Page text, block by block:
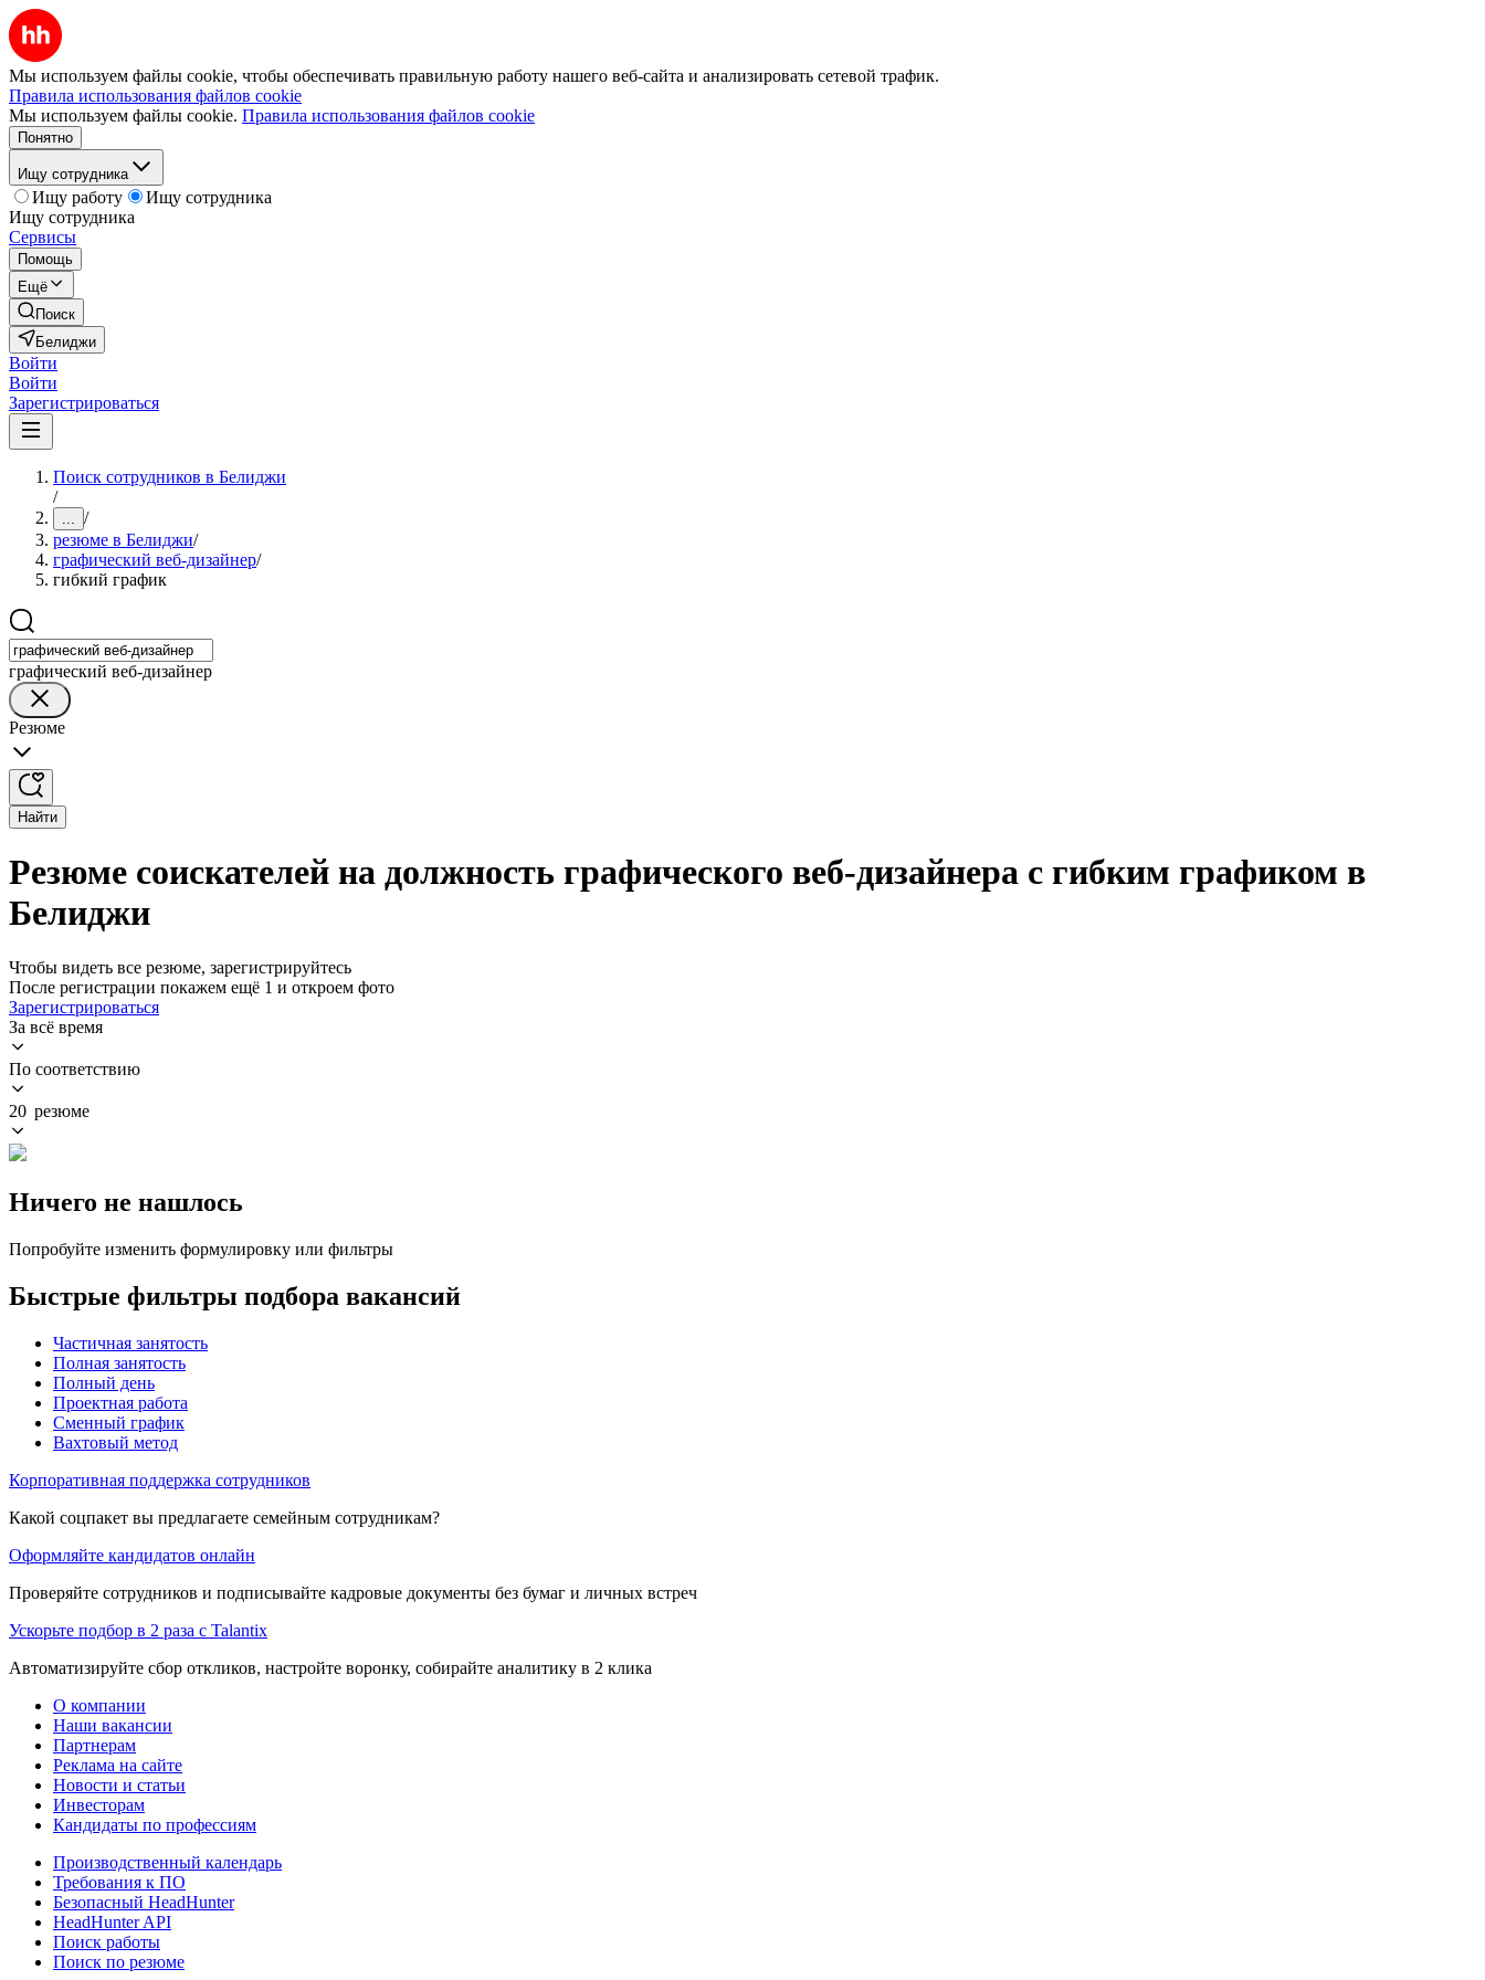
Мы используем файлы cookie, чтобы обеспечивать правильную работу нашего веб-сайта и анализировать сетевой трафик.
Правила использования файлов cookie
Мы используем файлы cookie. Правила использования файлов cookie
Понятно
Ищу сотрудника
Ищу работу
Ищу сотрудника
Ищу сотрудника
Сервисы
Помощь
Ещё
Поиск
Белиджи
Войти
Войти
Зарегистрироваться
Поиск сотрудников в Белиджи
/
... /
резюме в Белиджи/
графический веб-дизайнер/
гибкий график
графический веб-дизайнер
Резюме
Найти
Резюме соискателей на должность графического веб-дизайнера с гибким графиком в
Белиджи
Чтобы видеть все резюме, зарегистрируйтесь
После регистрации покажем ещё 1 и откроем фото
Зарегистрироваться
За всё время
По соответствию
20 резюме
Ничего не нашлось
Попробуйте изменить формулировку или фильтры
Быстрые фильтры подбора вакансий
Частичная занятость
Полная занятость
Полный день
Проектная работа
Сменный график
Вахтовый метод
Корпоративная поддержка сотрудников
Какой соцпакет вы предлагаете семейным сотрудникам?
Оформляйте кандидатов онлайн
Проверяйте сотрудников и подписывайте кадровые документы без бумаг и личных встреч
Ускорьте подбор в 2 раза с Talantix
Автоматизируйте сбор откликов, настройте воронку, собирайте аналитику в 2 клика
О компании
Наши вакансии
Партнерам
Реклама на сайте
Новости и статьи
Инвесторам
Кандидаты по профессиям
Производственный календарь
Требования к ПО
Безопасный HeadHunter
HeadHunter API
Поиск работы
Поиск по резюме